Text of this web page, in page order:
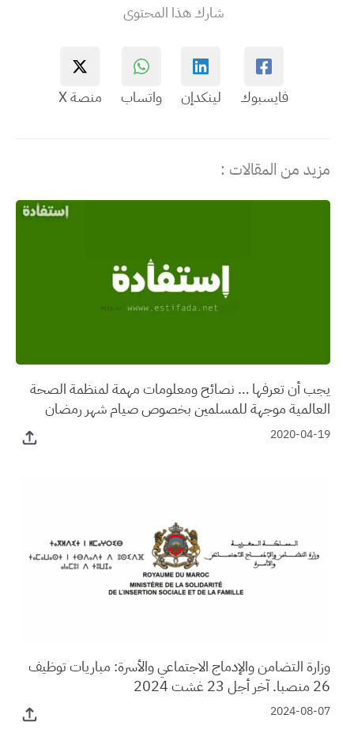
شارك هذا المحتوى
فايسبوك لينكدإن واتساب منصة X
مزيد من المقالات :
يجب أن تعرفها … نصائح ومعلومات مهمة لمنظمة الصحة
العالمية موجهة للمسلمين بخصوص صيام شهر رمضان
2020-04-19
وزارة التضامن والإدماج الاجتماعي والأسرة: مباريات توظيف
26 منصبا. آخر أجل 23 غشت 2024
2024-08-07